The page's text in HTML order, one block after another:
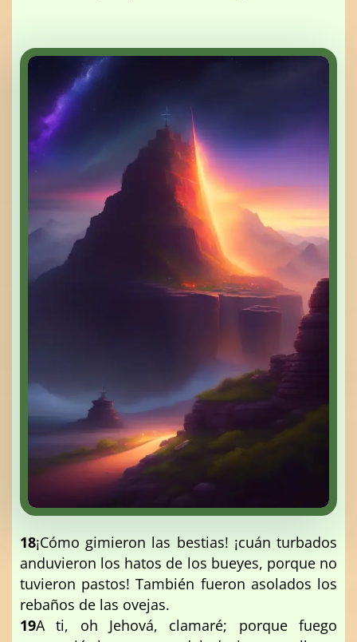
18¡Cómo gimieron las bestias! ¡cuán turbados
anduvieron los hatos de los bueyes, porque no
tuvieron pastos! También fueron asolados los
rebaños de las ovejas.
19A ti, oh Jehová, clamaré; porque fuego